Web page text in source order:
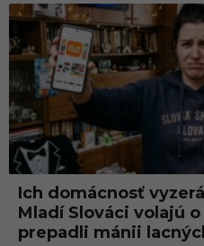
m
á
n
i
a
Ich domácnosť
Mladí Slováci volajú
prepadli mánii